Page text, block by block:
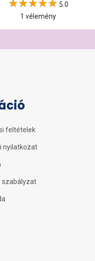
5.0
1 vélemény
feltételek
nyilatkozat
szabályzat